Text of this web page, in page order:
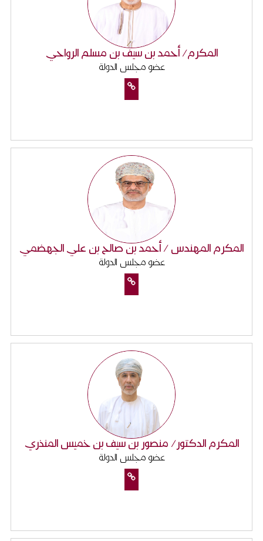
المكرم/ أحمد بن سيف بن مسلم الرواحي
عضو مجلس الدولة
المكرم المهندس / أحمد بن صالح بن علي الجهضمي
عضو مجلس الدولة
المكرم الدكتور/ منصور بن سيف بن خميس المنذري
عضو مجلس الدولة